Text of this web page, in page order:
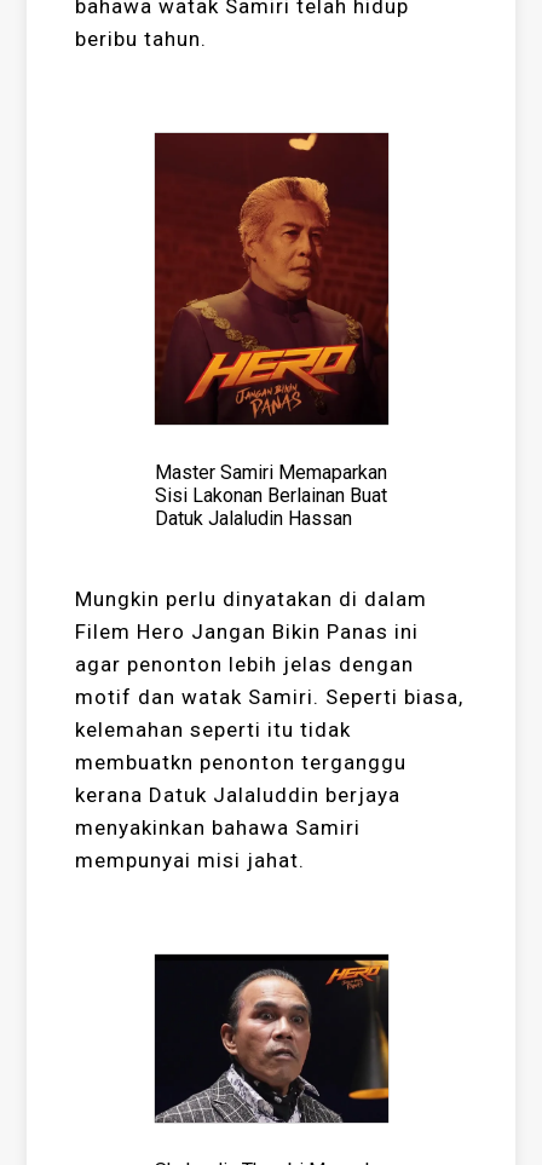
bahawa watak Samiri telah hidup
beribu tahun.
Master Samiri Memaparkan
Sisi Lakonan Berlainan Buat
Datuk Jalaludin Hassan
Mungkin perlu dinyatakan di dalam
Filem Hero Jangan Bikin Panas ini
agar penonton lebih jelas dengan
motif dan watak Samiri. Seperti biasa,
kelemahan seperti itu tidak
membuatkn penonton terganggu
kerana Datuk Jalaluddin berjaya
menyakinkan bahawa Samiri
mempunyai misi jahat.